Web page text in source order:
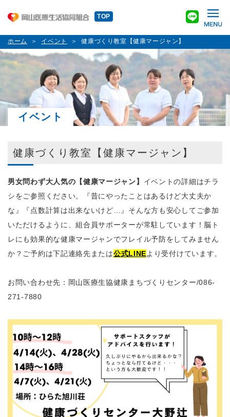
TOP
ホーム イベント 健康づくり教室【健康マージャン】
イベント
健康づくり教室【健康マージャン】
男女問わず大人気の【健康マージャン】 イベントの詳細はチラ
シをご参照ください。『昔にやったことはあるけど大丈夫か
な』『点数計算は出来ないけど…』そんな方も安心してご参加
いただけるように、組合員サポーターが常駐しています！脳ト
レにも効果的な健康マージャンでフレイル予防をしてみません
か？ご予約は下記連絡先または公式LINEより受付けています。
お問い合わせ先：岡山医療生協健康まちづくりセンター/086-
271-7880